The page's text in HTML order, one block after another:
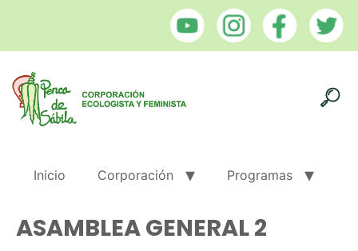
Inicio Corporación Programas
ASAMBLEA GENERAL 2